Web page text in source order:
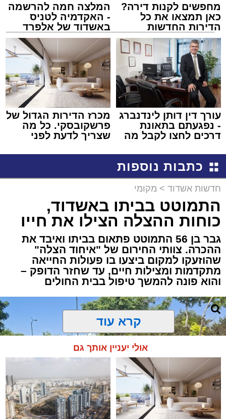
מחפשים לקנות דירה?
כאן תמצאו את כל
הדירות החדשות
למכירה באשדוד >>>
המלצה חמה להרשמה
- האקדמיה לטניס
באשדוד של אלפרד
קריאולנסקי - לילדים
עורך דין דותן לינדנברג
- נפגעתם בתאונת
דרכים לחצו לקבל מה
מכרז הדירות הגדול של
פרשקובסקי. כל מה
שצריך לדעת לפני
באשדוד
כתבות נוספות
חדשות אשדוד > מקומי
התמוטט בביתו באשדוד,
כוחות ההצלה הצילו את חייו
גבר בן 56 התמוטט פתאום בביתו ואיבד את
ההכרה. צוותי החירום של "איחוד הצלה"
שהוזעקו למקום ביצעו בו פעולות החייאה
מתקדמות ומצילות חיים, עד שחזר הדופק –
והוא פונה להמשך טיפול בבית החולים
קרא עוד
אולי יעניין אותך גם